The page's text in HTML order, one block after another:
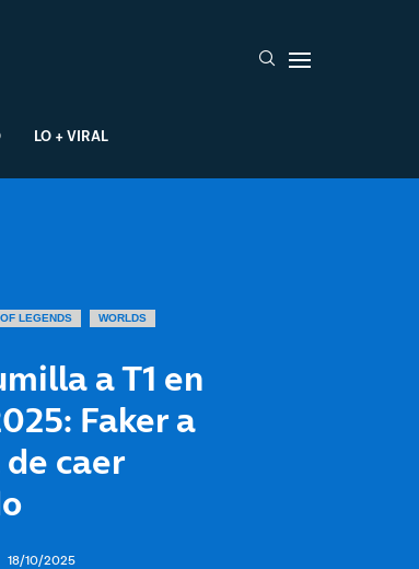
LO + VIRAL
LEGENDS WORLDS
a T1 en
Faker a
caer
18/10/2025